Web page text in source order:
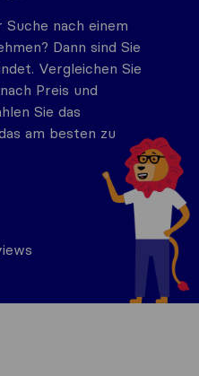
Suche nach einem
Dann sind Sie
Vergleichen Sie
Preis und
Sie das
am besten zu